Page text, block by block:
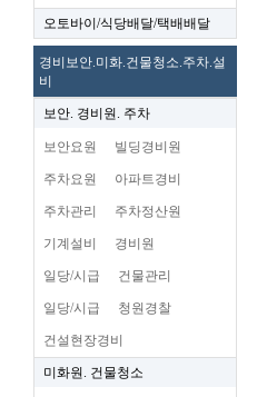
오토바이/식당배달/택배배달
경비보안.미화.건물청소.주차.설
비
보안. 경비원. 주차
보안요원 빌딩경비원
주차요원 아파트경비
주차관리 주차정산원
기계설비 경비원
일당/시급 건물관리
일당/시급 청원경찰
건설현장경비
미화원. 건물청소